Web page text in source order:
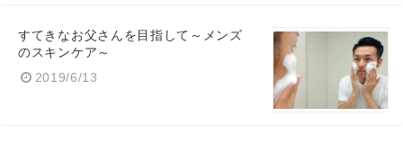
すてきなお父さんを目指して～メンズ
のスキンケア～
2019/6/13